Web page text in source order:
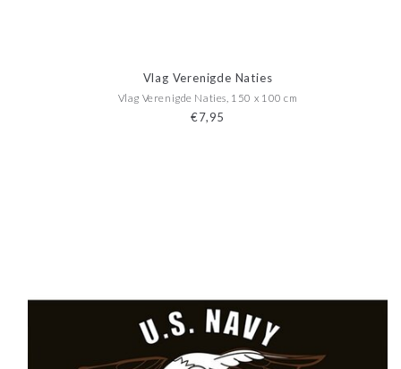
Vlag Verenigde Naties
Vlag Verenigde Naties, 150 x 100 cm
€7,95